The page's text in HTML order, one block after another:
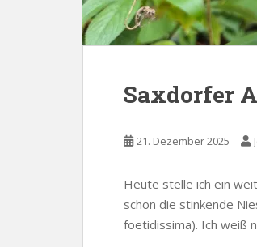
Saxdorfer
21. Dezember 2025
Heute stelle ich ein
schon die stinkende
foetidissima). Ich weiß